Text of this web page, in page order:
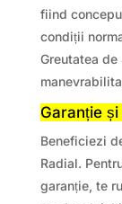
fiind
condiții
Greutatea
Garanție
Beneficiezi
Radial.
garanție, te